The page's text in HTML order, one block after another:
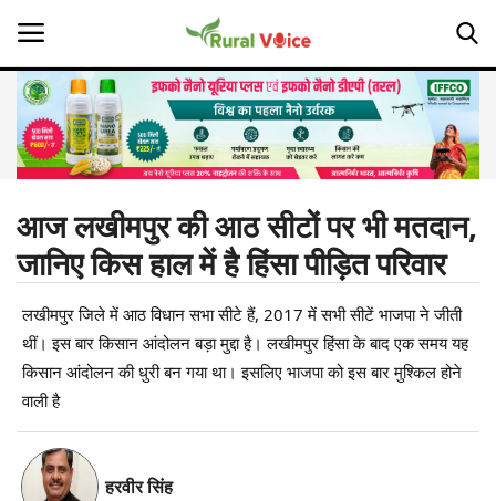
Home
About Us
Leadership Profiles
Opinion
Magazine
आज लखीमपुर की आठ सीटों पर भी मतदान,
जानिए किस हाल में है हिंसा पीड़ित परिवार
लखीमपुर जिले में आठ विधान सभा सीटे हैं, 2017 में सभी सीटें भाजपा ने जीती
थीं। इस बार किसान आंदोलन बड़ा मुद्दा है। लखीमपुर हिंसा के बाद एक समय यह
किसान आंदोलन की धुरी बन गया था। इसलिए भाजपा को इस बार मुश्किल होने
वाली है
हरवीर सिंह